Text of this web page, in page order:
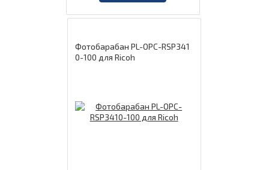
Фотобарабан PL-OPC-RSP341
0-100 для Ricoh